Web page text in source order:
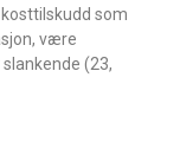
som
være
(23,